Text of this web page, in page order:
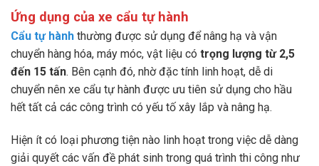
Ứng dụng của xe cẩu tự hành
Cẩu tự hành thường được sử dụng để nâng hạ và vận
chuyển hàng hóa, máy móc, vật liệu có trọng lượng từ 2,5
đến 15 tấn. Bên cạnh đó, nhờ đặc tính linh hoạt, dễ di
chuyển nên xe cẩu tự hành được ưu tiên sử dụng cho hầu
hết tất cả các công trình có yếu tố xây lắp và nâng hạ.
Hiện ít có loại phương tiện nào linh hoạt trong việc dễ dàng
giải quyết các vấn đề phát sinh trong quá trình thi công như